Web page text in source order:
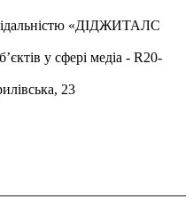
«ДІДЖИТАЛС
у сфері медіа - R20-
23